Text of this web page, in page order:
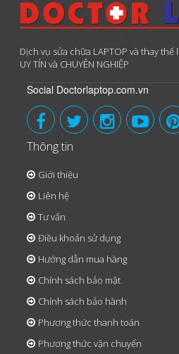
Dịch vụ sửa chữa LAPTOP và thay thế
UY TÍN và CHUYÊN NGHIỆP
Social Doctorlaptop.com.vn
Thông tin
Giới thiệu
Liên hệ
Tư vấn
Điều khoản sử dụng
Hướng dẫn mua hàng
Chính sách bảo mật
Chính sách bảo hành
Phương thức thanh toán
Phương thức vận chuyển